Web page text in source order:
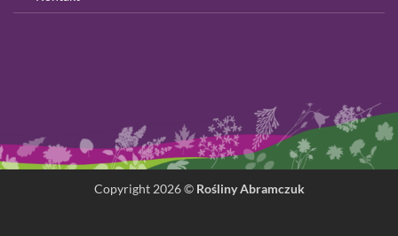
Copyright 2026 © Rośliny Abramczuk